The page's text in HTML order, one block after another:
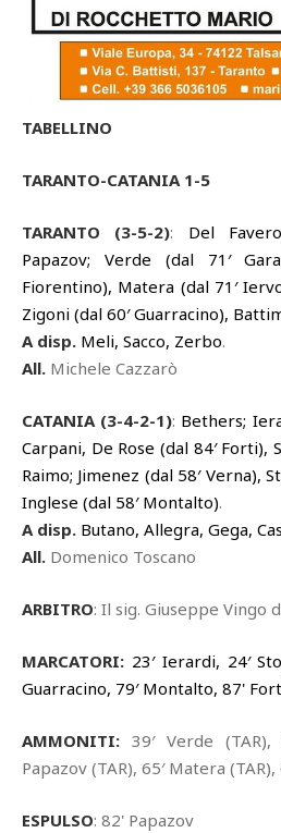
TABELLINO
TARANTO-CATANIA 1-5
TARANTO (3-5-2): Del
Papazov; Verde (dal 71′
Fiorentino), Matera (dal 71′
Zigoni (dal 60′ Guarracino),
A disp. Meli, Sacco, Zerbo.
All. Michele Cazzarò
CATANIA (3-4-2-1): Bethers;
Carpani, De Rose (dal 84′ Forti),
Raimo; Jimenez (dal 58′ Verna),
Inglese (dal 58′ Montalto).
A disp. Butano, Allegra, Gega,
All. Domenico Toscano
ARBITRO: Il sig. Giuseppe Vingo
MARCATORI: 23′ Ierardi, 24′
Guarracino, 79′ Montalto, 87'
AMMONITI: 39′ Verde (TAR),
Papazov (TAR), 65′ Matera (TAR),
ESPULSO: 82' Papazov